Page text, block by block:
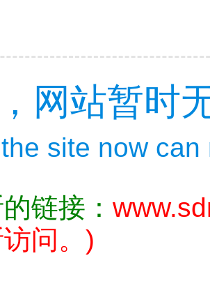
网站暂时
site now
链接：
问。)